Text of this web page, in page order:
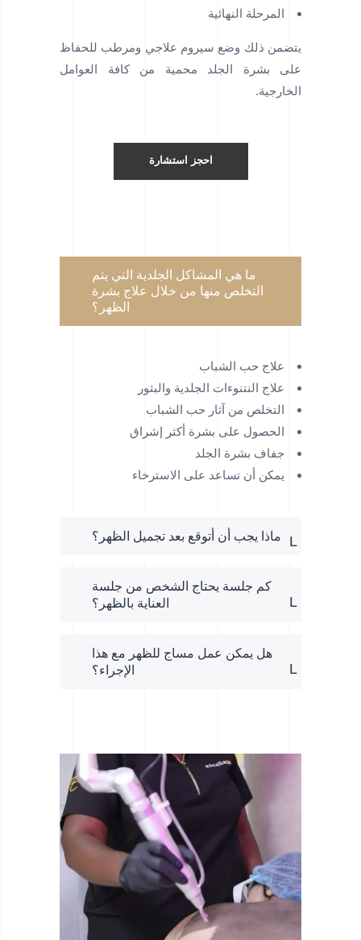
المرحلة النهائية
يتضمن ذلك وضع سيروم علاجي ومرطب للحفاظ
على بشرة الجلد محمية من كافة العوامل
الخارجية.
احجز استشارة
ما هي المشاكل الجلدية التي يتم
التخلص منها من خلال علاج بشرة
الظهر؟
علاج حب الشباب
علاج النتنوءات الجلدية والبثور
التخلص من آثار حب الشباب
الحصول على بشرة أكثر إشراق
جفاف بشرة الجلد
يمكن أن تساعد على الاسترخاء
ماذا يجب أن أتوقع بعد تجميل الظهر؟
كم جلسة يحتاج الشخص من جلسة
العناية بالظهر؟
هل يمكن عمل مساج للظهر مع هذا
الإجراء؟